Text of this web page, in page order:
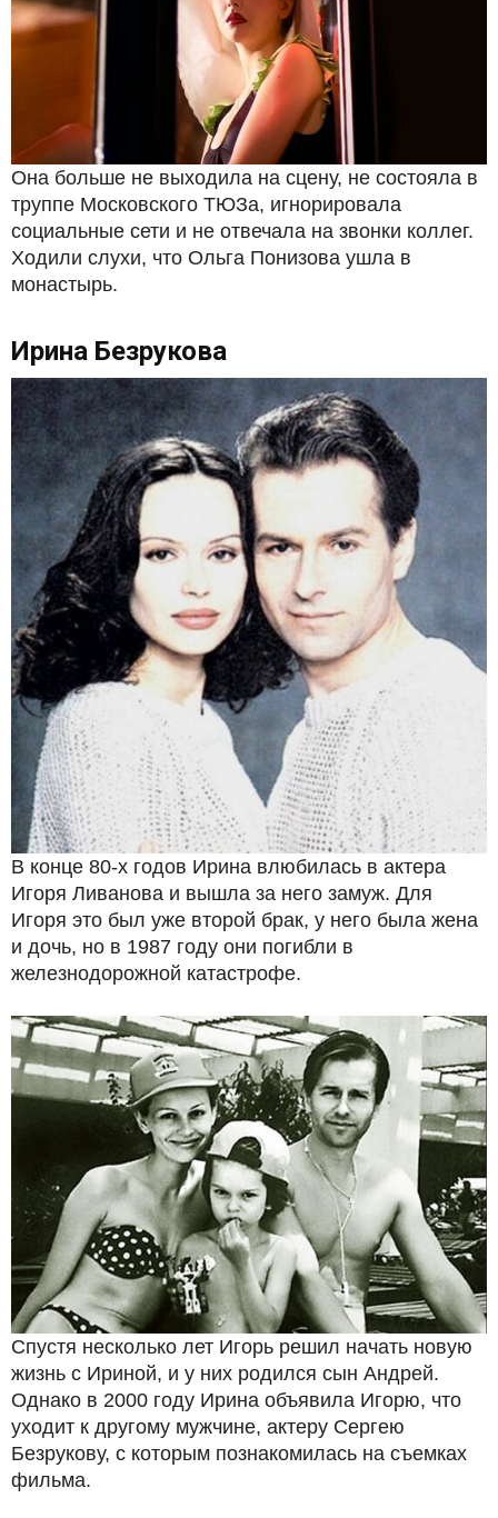
Она больше не выходила на сцену, не состояла в
труппе Московского ТЮЗа, игнорировала
социальные сети и не отвечала на звонки коллег.
Ходили слухи, что Ольга Понизова ушла в
монастырь.
Ирина Безрукова
В конце 80-х годов Ирина влюбилась в актера
Игоря Ливанова и вышла за него замуж. Для
Игоря это был уже второй брак, у него была жена
и дочь, но в 1987 году они погибли в
железнодорожной катастрофе.
Спустя несколько лет Игорь решил начать новую
жизнь с Ириной, и у них родился сын Андрей.
Однако в 2000 году Ирина объявила Игорю, что
уходит к другому мужчине, актеру Сергею
Безрукову, с которым познакомилась на съемках
фильма.